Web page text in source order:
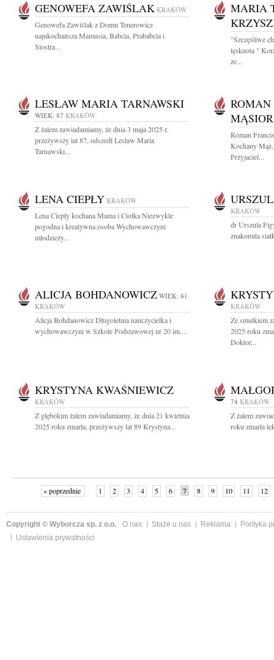
GENOWEFA ZAWIŚLAK KRAKÓW
Genowefa Zawiślak z Domu Tenerowicz
najukochańsza Mamusia, Babcia, Prababcia i
Siostra...
MARIA
"Szczęśliwe
tęsknota "
że...
LESŁAW MARIA TARNAWSKI
WIEK: 87 KRAKÓW
Z żalem zawiadamiamy, że dnia 3 maja 2025 r.
przeżywszy lat 87, odszedł Lesław Maria
Tarnawski...
ROMAN
MĄSIOR
Roman
Kochany
Przyjaciel...
LENA CIEPŁY KRAKÓW
Lena Ciepły kochana Mama i Ciotka Niezwykle
pogodna i kreatywna osoba Wychowawczyni
młodzieży...
KRAKÓW
dr Urszula
znakomita
ALICJA BOHDANOWICZ WIEK: 81
KRAKÓW
Alicja Bohdanowicz Długoletnia nauczycielka i
wychowawczyni w Szkole Podstawowej nr 20 im....
KRAKÓW
Ze smutkiem
2025 roku
Doktor...
KRYSTYNA KWAŚNIEWICZ
KRAKÓW
Z głębokim żalem zawiadamiamy, że dnia 21 kwietnia
2025 roku zmarła, przeżywszy lat 89 Krystyna...
74 KRAKÓW
Z żalem
roku zmarła
« poprzednie 1 2 3 4 5 6 7 8 9 10 11 12
Copyright © Wyborcza sp. z o.o. O nas Staże u nas Reklama
Polityka
Ustawienia prywatności